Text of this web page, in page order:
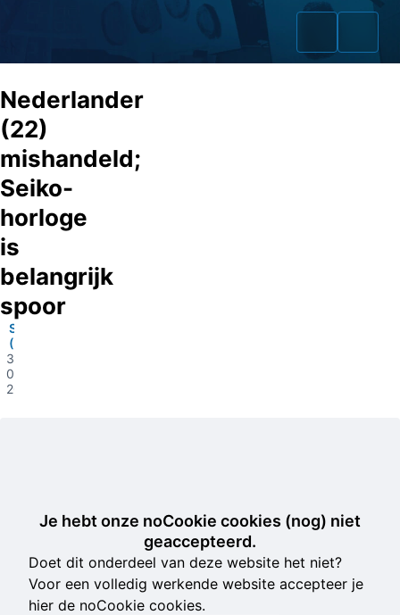
Home
Opsporingslijst
Nederlander
(22)
mishandeld;
Seiko-
horloge
is
belangrijk
spoor
Split
(Kroatië)
30-
08-
2022
Je hebt onze noCookie cookies (nog) niet
geaccepteerd.
Doet dit onderdeel van deze website het niet?
Voor een volledig werkende website accepteer je
hier de noCookie cookies.